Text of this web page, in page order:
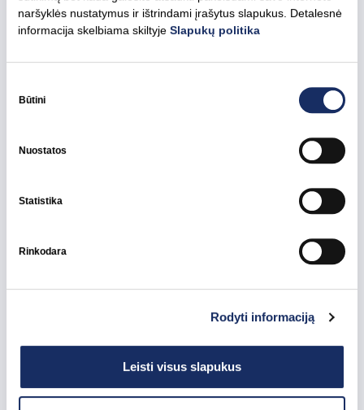
naršyklės nustatymus ir ištrindami įrašytus slapukus. Detalesnė
informacija skelbiama skiltyjeSlapukų politika
pasirinkimas
Būtini
Nuostatos
Statistika
Rinkodara
Rodyti informaciją
Leisti visus slapukus
2024 m. vasario 5 d.
Skelbiama atranka į Kauno kogeneracinės
poziciją
Ignitis grupė